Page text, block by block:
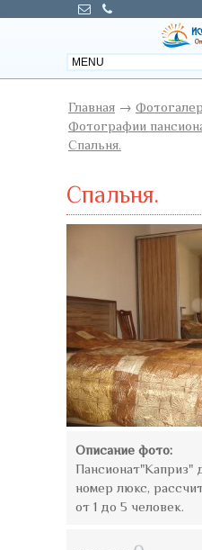
Главная →
Фотографии
Спальня.
Спальня.
Описание фото:
Пансионат"Каприз"
номер люкс,
от 1 до 5 человек.